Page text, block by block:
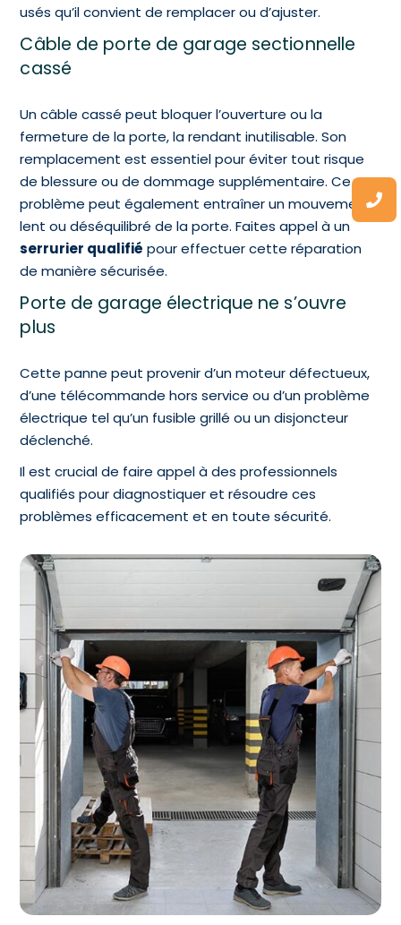
usés qu’il convient de remplacer ou d’ajuster.
Câble de porte de garage sectionnelle
cassé
Un câble cassé peut bloquer l’ouverture ou la
fermeture de la porte, la rendant inutilisable. Son
remplacement est essentiel pour éviter tout risque
de blessure ou de dommage supplémentaire. Ce
problème peut également entraîner un mouvement
lent ou déséquilibré de la porte. Faites appel à un
serrurier qualifié pour effectuer cette réparation
de manière sécurisée.
Porte de garage électrique ne s’ouvre
plus
Cette panne peut provenir d’un moteur défectueux,
d’une télécommande hors service ou d’un problème
électrique tel qu’un fusible grillé ou un disjoncteur
déclenché.
Il est crucial de faire appel à des professionnels
qualifiés pour diagnostiquer et résoudre ces
problèmes efficacement et en toute sécurité.